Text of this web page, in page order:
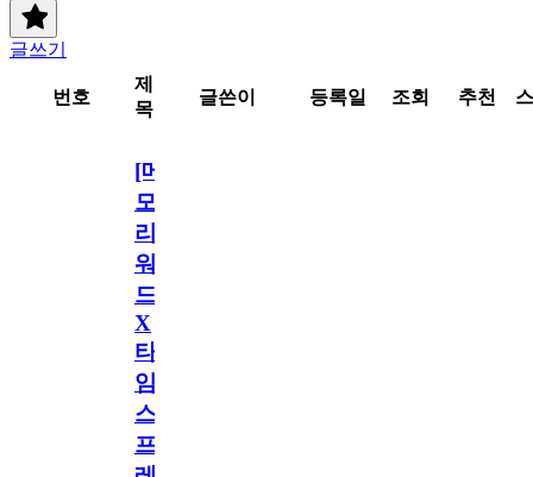
글쓰기
번호
제
목
글쓴이 등록일 조회 추천
[메
모
리
워
드
X
타
임
스
프